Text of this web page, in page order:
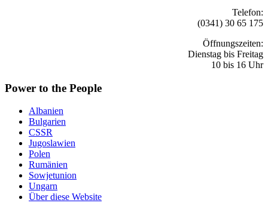
Telefon:
(0341) 30 65 175
Öffnungszeiten:
Dienstag bis Freitag
10 bis 16 Uhr
Power to the People
Albanien
Bulgarien
CSSR
Jugoslawien
Polen
Rumänien
Sowjetunion
Ungarn
Über diese Website